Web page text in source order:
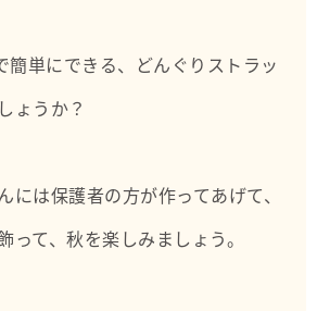
簡単にできる、どんぐりストラッ
ょうか？
には保護者の方が作ってあげて、
って、秋を楽しみましょう。